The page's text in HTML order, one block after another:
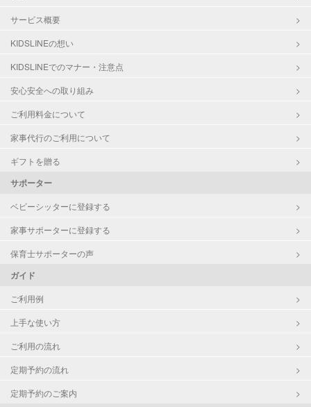
サービス概要
KIDSLINEの想い
KIDSLINEでのマナー・注意点
安心安全への取り組み
ご利用料金について
家事代行のご利用について
ギフトを贈る
サポーター
ベビーシッターに登録する
家事サポーターに登録する
保育士サポーターの声
ガイド
ご利用例
上手な使い方
ご利用の流れ
定期予約の流れ
定期予約のご案内